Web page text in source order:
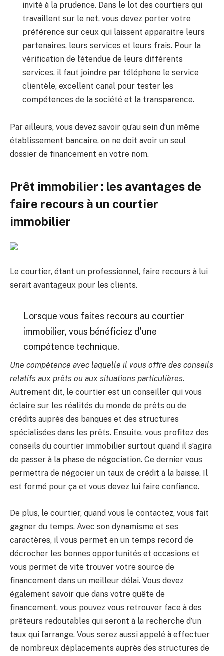
invité à la prudence. Dans le lot des courtiers qui
travaillent sur le net, vous devez porter votre
préférence sur ceux qui laissent apparaitre leurs
partenaires, leurs services et leurs frais. Pour la
vérification de l’étendue de leurs différents
services, il faut joindre par téléphone le service
clientèle, excellent canal pour tester les
compétences de la société et la transparence.
Par ailleurs, vous devez savoir qu’au sein d’un même
établissement bancaire, on ne doit avoir un seul
dossier de financement en votre nom.
Prêt immobilier : les avantages de
faire recours à un courtier
immobilier
Le courtier, étant un professionnel, faire recours à lui
serait avantageux pour les clients.
Lorsque vous faites recours au courtier
immobilier, vous bénéficiez d’une
compétence technique.
Une compétence avec laquelle il vous offre des conseils
relatifs aux prêts ou aux situations particulières.
Autrement dit, le courtier est un conseiller qui vous
éclaire sur les réalités du monde de prêts ou de
crédits auprès des banques et des structures
spécialisées dans les prêts. Ensuite, vous profitez des
conseils du courtier immobilier surtout quand il s’agira
de passer à la phase de négociation. Ce dernier vous
permettra de négocier un taux de crédit à la baisse. Il
est formé pour ça et vous devez lui faire confiance.
De plus, le courtier, quand vous le contactez, vous fait
gagner du temps. Avec son dynamisme et ses
caractères, il vous permet en un temps record de
décrocher les bonnes opportunités et occasions et
vous permet de vite trouver votre source de
financement dans un meilleur délai. Vous devez
également savoir que dans votre quête de
financement, vous pouvez vous retrouver face à des
prêteurs redoutables qui seront à la recherche d’un
taux qui l’arrange. Vous serez aussi appelé à effectuer
de nombreux déplacements auprès des structures de